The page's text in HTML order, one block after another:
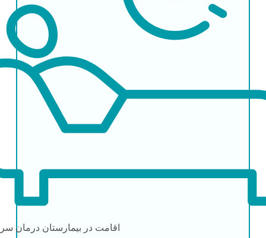
اقامت در بیمارستان درمان